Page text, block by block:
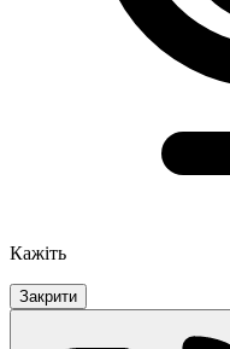
Кажіть
Закрити